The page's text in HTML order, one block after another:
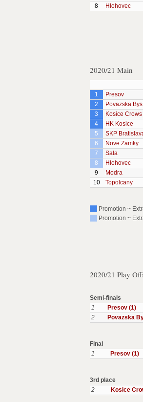
8
Hlohovec
2020/21 Main
1
Presov
2
Povazska
3
Kosice Crows
4
HK Kosice
5
SKP
6
Nove Zamky
7
Sala
8
Hlohovec
9
Modra
10
Topolcany
Promotion ~
Promotion ~
2020/21 Play
Semi-finals
1
Presov (1)
2
Povazska
Final
1
Presov (1)
3rd place
2
Kosice